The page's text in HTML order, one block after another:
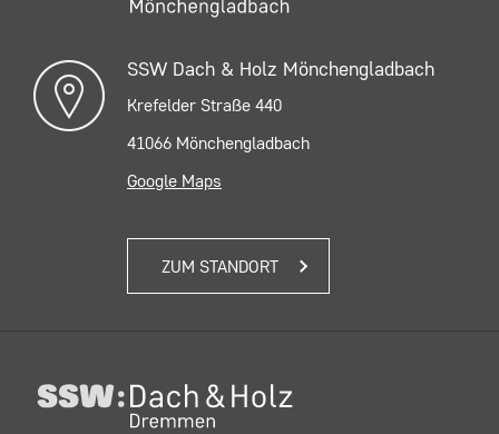
SSW Dach & Holz Mönchengladbach
Krefelder Straße 440
41066 Mönchengladbach
Google Maps
ZUM STANDORT